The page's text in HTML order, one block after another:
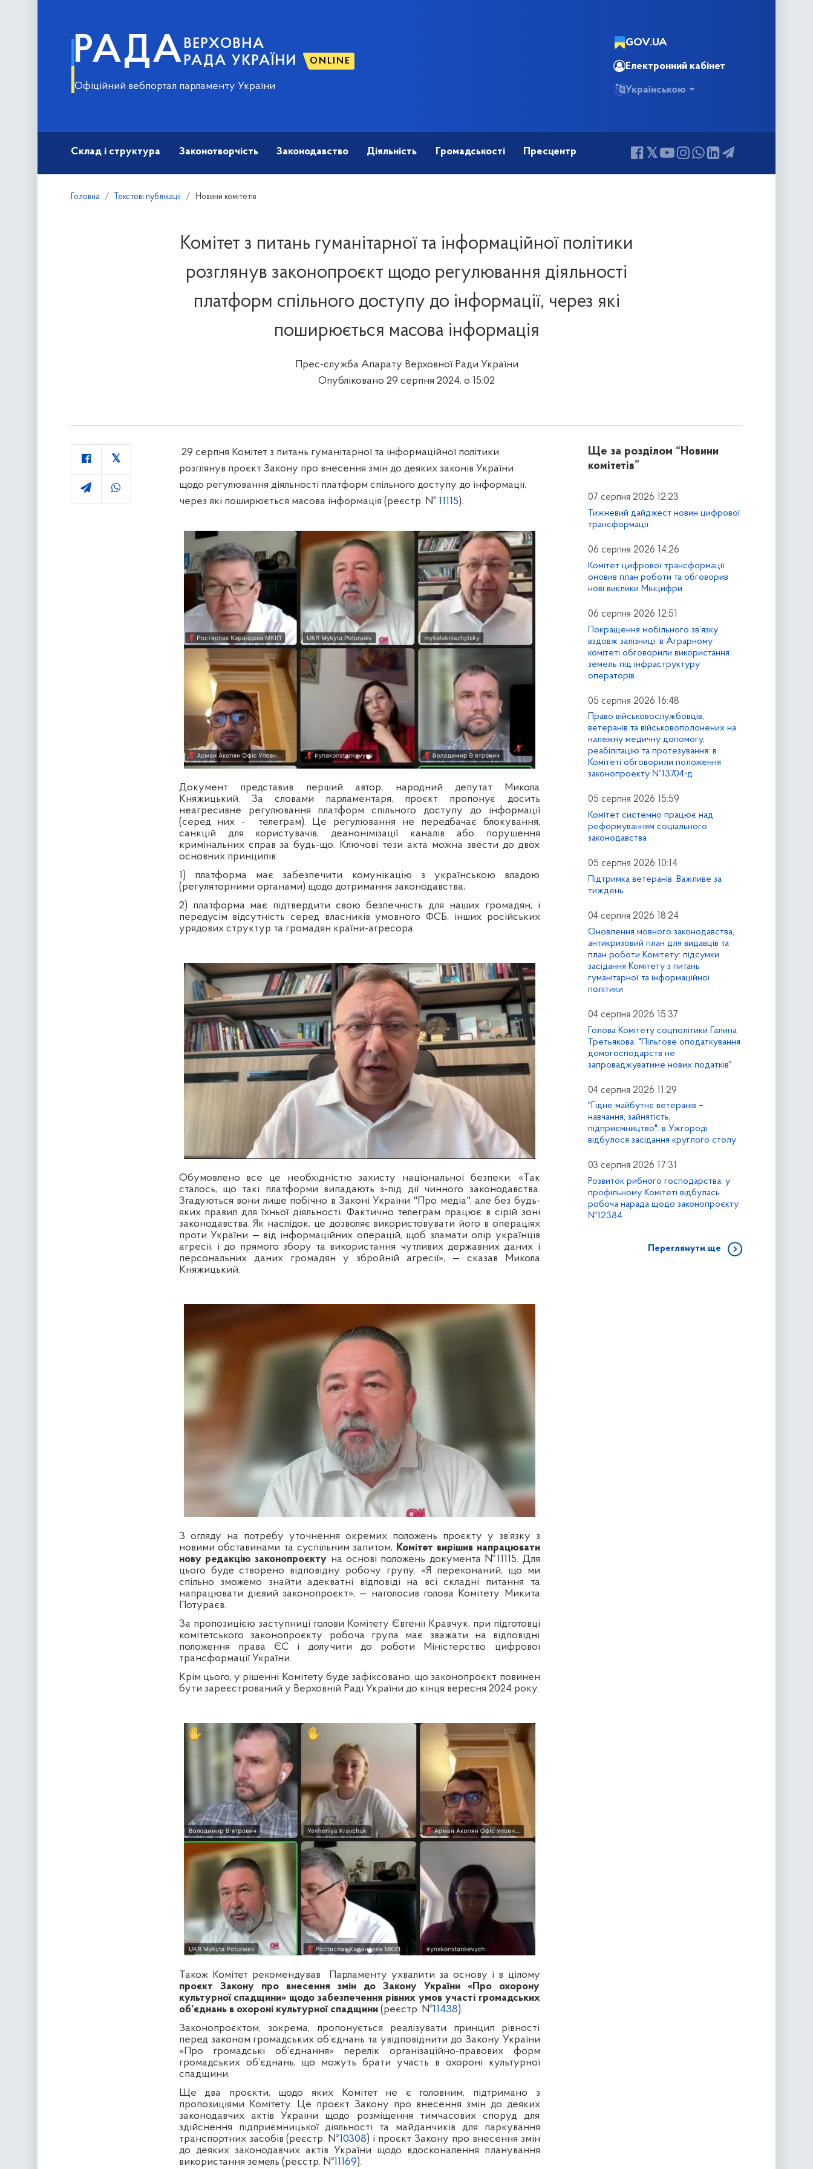
РАДА ВЕРХОВНА
РАДА УКРАЇНИ
ONLINE
Офіційний вебпортал парламенту України
GOV.UA
Електронний кабінет
Українською
Склад і структура Законотворчість Законодавство Діяльність Громадськості Пресцентр
Головна Текстові публікації Новини комітетів
Комітет з питань гуманітарної та інформаційної політики
розглянув законопроєкт щодо регулювання діяльності
платформ спільного доступу до інформації, через які
поширюється масова інформація
Прес-служба Апарату Верховної Ради України
Опубліковано 29 серпня 2024, о 15:02
29 серпня Комітет з питань гуманітарної та інформаційної політики
розглянув проєкт Закону про внесення змін до деяких законів України
щодо регулювання діяльності платформ спільного доступу до інформації,
через які поширюється масова інформація (реєстр. № 11115).
Документ представив перший автор, народний депутат Микола
Княжицький. За словами парламентаря, проєкт пропонує досить
неагресивне регулювання платформ спільного доступу до інформації
(серед них - телеграм). Це регулювання не передбачає блокування,
санкцій для користувачів, деанонімізації каналів або порушення
кримінальних справ за будь-що. Ключові тези акта можна звести до двох
основних принципів:
1) платформа має забезпечити комунікацію з українською владою
(регуляторними органами) щодо дотримання законодавства;
2) платформа має підтвердити свою безпечність для наших громадян, і
передусім відсутність серед власників умовного ФСБ, інших російських
урядових структур та громадян країни-агресора.
Обумовлено все це необхідністю захисту національної безпеки. «Так
сталось, що такі платформи випадають з-під дії чинного законодавства.
Згадуються вони лише побічно в Законі України "Про медіа", але без будь-
яких правил для їхньої діяльності. Фактично телеграм працює в сірій зоні
законодавства. Як наслідок, це дозволяє використовувати його в операціях
проти України — від інформаційних операцій, щоб зламати опір українців
агресії, і до прямого збору та використання чутливих державних даних і
персональних даних громадян у збройній агресії», — сказав Микола
Княжицький.
З огляду на потребу уточнення окремих положень проєкту у зв’язку з
новими обставинами та суспільним запитом, Комітет вирішив напрацювати
нову редакцію законопроєкту на основі положень документа №11115. Для
цього буде створено відповідну робочу групу. «Я переконаний, що ми
спільно зможемо
знайти адекватні відповіді на всі складні питання та
напрацювати дієвий законопроєкт», — наголосив голова Комітету Микита
Потураєв.
За пропозицією заступниці голови Комітету Євгенії Кравчук, при підготовці
комітетського законопроєкту робоча група має зважати на відповідні
положення права ЄС і долучити до роботи Міністерство цифрової
трансформації України.
Крім цього, у рішенні Комітету буде зафіксовано, щозаконопроєкт повинен
бути зареєстрований у Верховній Раді України до кінця вересня 2024 року.
Також Комітет рекомендував
Парламенту ухвалити за основу і в цілому
проєкт Закону про внесення змін до Закону України «Про охорону
культурної спадщини» щодо забезпечення рівних умов участі громадських
об’єднань в охороні культурної спадщини(реєстр. №11438).
Законопроєктом, зокрема, пропонується реалізувати принцип рівності
перед законом громадських об’єднань та увідповіднити до Закону України
«Про громадські об’єднання» перелік організаційно-правових форм
громадських об’єднань, що можуть брати участь в охороні культурної
спадщини.
Ще два проєкти, щодо яких Комітет не є головним, підтримано з
пропозиціями Комітету. Це проєкт Закону про внесення змін до деяких
законодавчих актів України щодо розміщення тимчасових споруд для
здійснення підприємницької діяльності та майданчиків для паркування
транспортних засобів (реєстр. №10308) і проєкт Закону про внесення змін
до деяких законодавчих актів України щодо вдосконалення планування
використання земель (реєстр. №11169).
Ще за розділом “Новини
комітетів”
07 серпня 2026 12:23
Тижневий дайджест новин цифрової
трансформації
06 серпня 2026 14:26
Комітет цифрової трансформації
оновив план роботи та обговорив
нові виклики Мінцифри
06 серпня 2026 12:51
Покращення мобільного зв’язку
вздовж залізниці: в Аграрному
комітеті обговорили використання
земель під інфраструктуру
операторів
05 серпня 2026 16:48
Право військовослужбовців,
ветеранів та військовополонених на
належну медичну допомогу,
реабілітацію та протезування: в
Комітеті обговорили положення
законопроекту №13704-д
05 серпня 2026 15:59
Комітет системно працює над
реформуванням соціального
законодавства
05 серпня 2026 10:14
Підтримка ветеранів. Важливе за
тиждень
04 серпня 2026 18:24
Оновлення мовного законодавства,
антикризовий план для видавців та
план роботи Комітету: підсумки
засідання Комітету з питань
гуманітарної та інформаційної
політики
04 серпня 2026 15:37
Голова Комітету соцполітики Галина
Третьякова: "Пільгове оподаткування
домогосподарств не
запроваджуватиме нових податків"
04 серпня 2026 11:29
"Гідне майбутнє ветеранів –
навчання, зайнятість,
підприємництво": в Ужгороді
відбулося засідання круглого столу
03 серпня 2026 17:31
Розвиток рибного господарства: у
профільному Комітеті відбулась
робоча нарада щодо законопроєкту
№12384
Переглянути ще